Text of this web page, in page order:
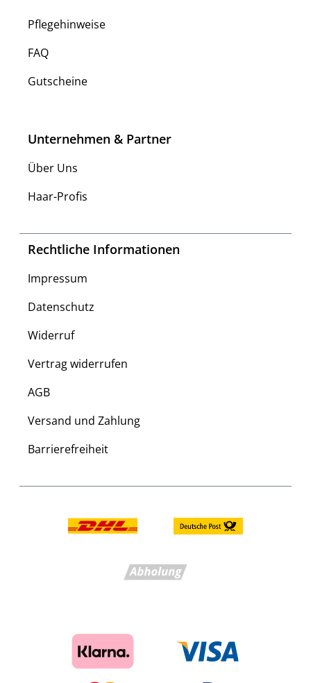
Pflegehinweise
FAQ
Gutscheine
Unternehmen & Partner
Über Uns
Haar-Profis
Rechtliche Informationen
Impressum
Datenschutz
Widerruf
Vertrag widerrufen
AGB
Versand und Zahlung
Barrierefreiheit